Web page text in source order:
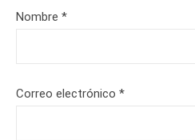
Nombre *
Correo electrónico *